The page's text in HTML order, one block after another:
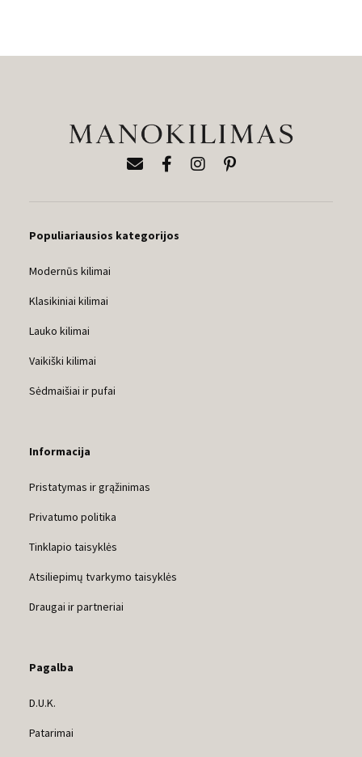
Populiariausios kategorijos
Modernūs kilimai
Klasikiniai kilimai
Lauko kilimai
Vaikiški kilimai
Sėdmaišiai ir pufai
Informacija
Pristatymas ir grąžinimas
Privatumo politika
Tinklapio taisyklės
Atsiliepimų tvarkymo taisyklės
Draugai ir partneriai
Pagalba
D.U.K.
Patarimai